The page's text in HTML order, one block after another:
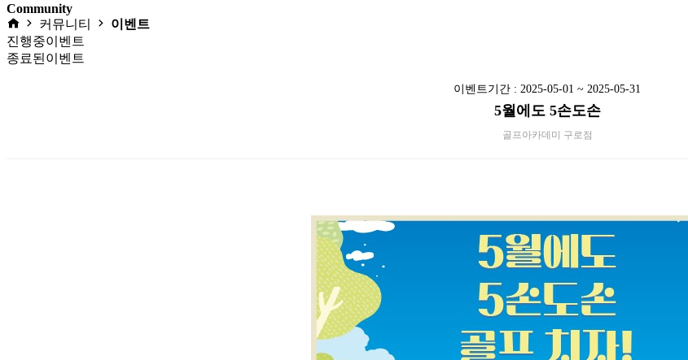
Community
커뮤니티
이벤트
진행중이벤트
종료된이벤트
이벤트기간 : 2025-05-01 ~ 2025-05-31
5월에도 5손도손
골프아카데미 구로점